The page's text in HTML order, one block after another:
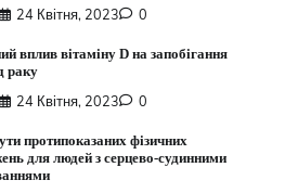
24 Квітня, 2023 0
вплив вітаміну D на запобігання
раку
24 Квітня, 2023 0
протипоказаних фізичних
для людей з серцево-судинними